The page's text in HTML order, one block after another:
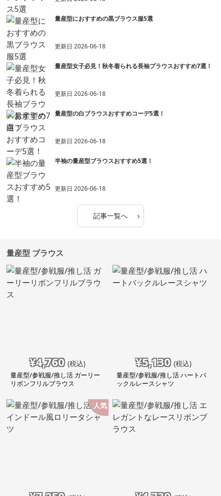
量産型におすすめの黒ブラウス服5選
更新日2026-06-18
量産型女子必見！秋冬着られる長袖ブラウスおすすめ7選！
更新日2026-06-18
量産型の白ブラウスおすすめコーデ5選！
更新日2026-06-18
半袖の量産型ブラウスおすすめ5選！
更新日2026-06-18
記事一覧へ ›
量産型 ブラウス
¥4,760 (税込)
量産型/参戦服/推し活 ガーリー
リボンフリルブラウス
¥5,130 (税込)
量産型/参戦服/推し活 ハートバ
ックルレースシャツ
人気